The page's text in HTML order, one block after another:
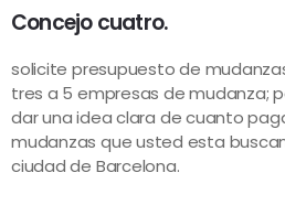
Concejo cuatro.
solicite presupuesto de
tres a 5 empresas de mudanza;
dar una idea clara de cuanto
mudanzas que usted esta
ciudad de Barcelona.